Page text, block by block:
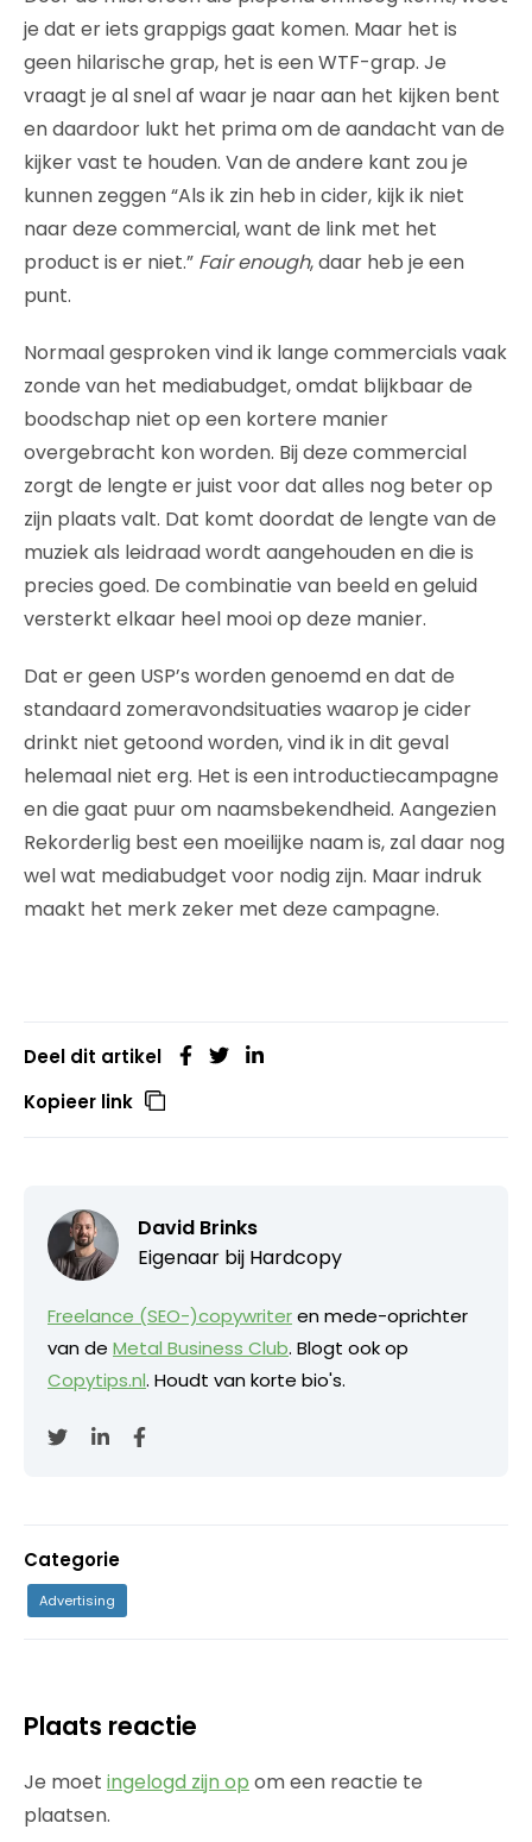
je dat er iets grappigs gaat komen. Maar het is
geen hilarische grap, het is een WTF-grap. Je
vraagt je al snel af waar je naar aan het kijken bent
en daardoor lukt het prima om de aandacht van de
kijker vast te houden. Van de andere kant zou je
kunnen zeggen “Als ik zin heb in cider, kijk ik niet
naar deze commercial, want de link met het
product is er niet.” Fair enough, daar heb je een
punt.
Normaal gesproken vind ik lange commercials vaak
zonde van het mediabudget, omdat blijkbaar de
boodschap niet op een kortere manier
overgebracht kon worden. Bij deze commercial
zorgt de lengte er juist voor dat alles nog beter op
zijn plaats valt. Dat komt doordat de lengte van de
muziek als leidraad wordt aangehouden en die is
precies goed. De combinatie van beeld en geluid
versterkt elkaar heel mooi op deze manier.
Dat er geen USP’s worden genoemd en dat de
standaard zomeravondsituaties waarop je cider
drinkt niet getoond worden, vind ik in dit geval
helemaal niet erg. Het is een introductiecampagne
en die gaat puur om naamsbekendheid. Aangezien
Rekorderlig best een moeilijke naam is, zal daar nog
wel wat mediabudget voor nodig zijn. Maar indruk
maakt het merk zeker met deze campagne.
Deel dit artikel
Kopieer link
David Brinks
Eigenaar bij Hardcopy
Freelance (SEO-)copywriteren mede-oprichter
van de Metal Business Club. Blogt ook op
Copytips.nl. Houdt van korte bio's.
Categorie
Advertising
Plaats reactie
Je moet ingelogd zijn op om een reactie te
plaatsen.